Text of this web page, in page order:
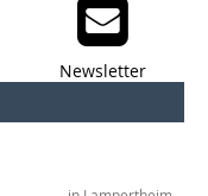
Newsletter